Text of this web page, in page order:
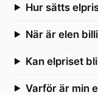
Hur sätts
När är elen
Kan elpriset
Varför är min